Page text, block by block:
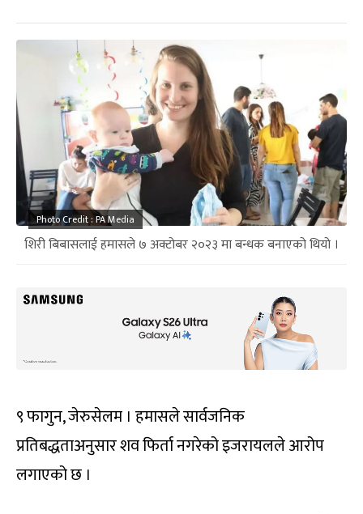
Photo Credit : PA Media
शिरी बिबासलाई हमासले ७ अक्टोबर २०२३ मा बन्धक बनाएको थियो ।
९ फागुन, जेरुसेलम । हमासले सार्वजनिक
प्रतिबद्धताअनुसार शव फिर्ता नगरेको इजरायलले आरोप
लगाएको छ ।